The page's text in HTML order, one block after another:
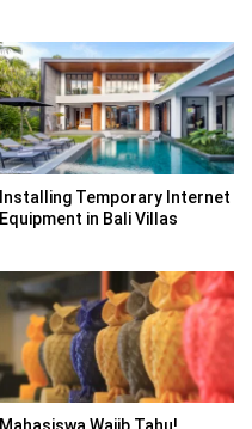
Installing Temporary Internet
Equipment in Bali Villas